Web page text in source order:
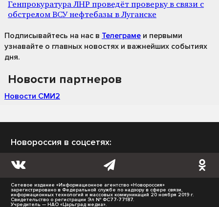
Генпрокуратура ЛНР проведёт проверку в связи с
обстрелом ВСУ нефтебазы в Луганске
Подписывайтесь на нас в Телеграме и первыми
узнавайте о главных новостях и важнейших событиях
дня.
Новости партнеров
Новости СМИ2
Новороссия в соцсетях:
Сетевое издание «Информационное агентство «Новороссия»
зарегистрировано в Федеральной службе по надзору в сфере связи,
информационных технологий и массовых коммуникаций 20 ноября 2019 г.
Свидетельство о регистрации Эл № ФС77-77187.
Учредитель — НАО «Царьград медиа».